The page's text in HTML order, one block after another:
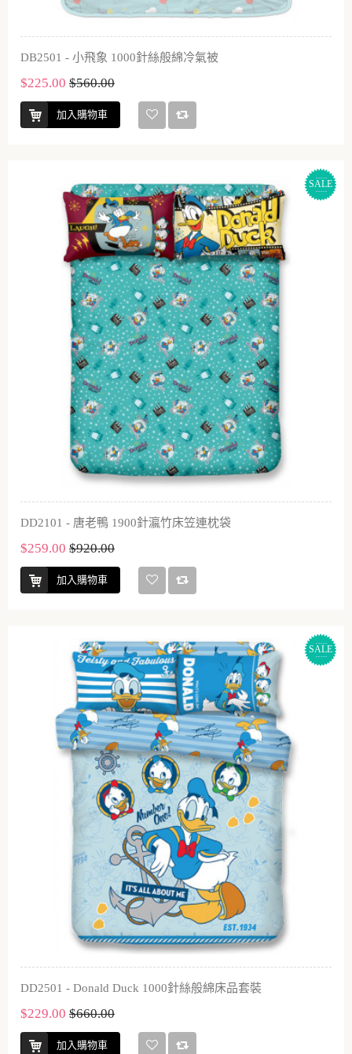
DB2501 - 小飛象 1000針絲般綿冷氣被
$225.00 $560.00
加入購物車
SALE
DD2101 - 唐老鴨 1900針瀛竹床笠連枕袋
$259.00 $920.00
加入購物車
SALE
DD2501 - Donald Duck 1000針絲般綿床品套裝
$229.00 $660.00
加入購物車